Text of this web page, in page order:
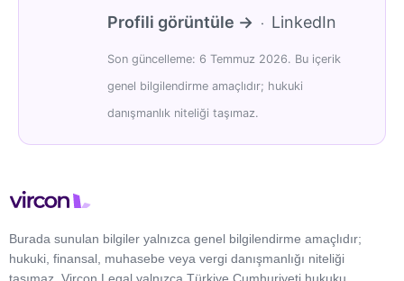
Profili görüntüle → · LinkedIn
Son güncelleme: 6 Temmuz 2026. Bu içerik
genel bilgilendirme amaçlıdır; hukuki
danışmanlık niteliği taşımaz.
Burada sunulan bilgiler yalnızca genel bilgilendirme amaçlıdır;
hukuki, finansal, muhasebe veya vergi danışmanlığı niteliği